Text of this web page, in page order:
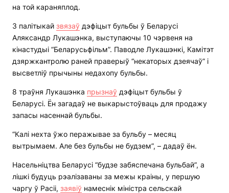
на той караняплод.
З палітыкай звязаў дэфіцыт бульбы ў Беларусі
Аляксандр Лукашэнка, выступаючы 10 чэрвеня на
кінастудыі “Беларусьфільм”. Паводле Лукашэнкі, Камітэт
дзяржкантролю раней праверыў “некаторых дзеячаў” і
высветліў прычыны недахопу бульбы.
8 траўня Лукашэнка прызнаў дэфіцыт бульбы ў
Беларусі. Ён загадаў не выкарыстоўваць для продажу
запасы насеннай бульбы.
“Калі нехта ўжо перажывае за бульбу – месяц
вытрымаем. Але без бульбы не будзем”, – дадаў ён.
Насельніцтва Беларусі “будзе забяспечана бульбай”, а
лішкі будуць рэалізаваны за межы краіны, у першую
чаргу ў Расіі, заявіў намеснік міністра сельскай